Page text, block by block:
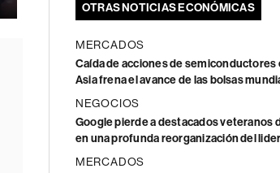
OTRAS NOTICIAS ECONÓMICAS
MERCADOS
Caída de acciones de semiconductores
Asia frena el avance de las bolsas
NEGOCIOS
Google pierde a destacados veteranos
en una profunda reorganización del
MERCADOS